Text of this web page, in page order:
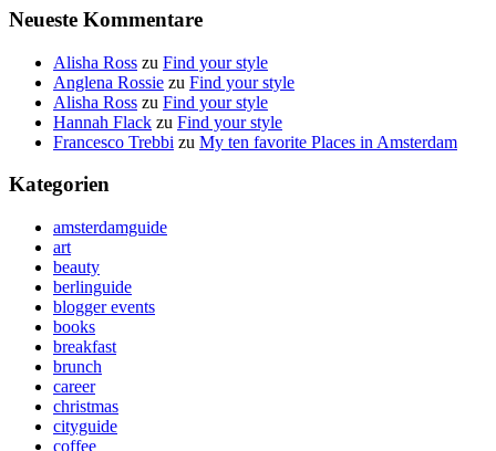
Neueste Kommentare
Alisha Ross zu Find your style
Anglena Rossie zu Find your style
Alisha Ross zu Find your style
Hannah Flack zu Find your style
Francesco Trebbi zu My ten favorite Places in Amsterdam
Kategorien
amsterdamguide
art
beauty
berlinguide
blogger events
books
breakfast
brunch
career
christmas
cityguide
coffee